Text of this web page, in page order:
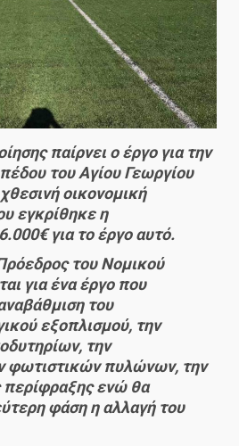
παίρνει ο έργο για την
του Αγίου Γεωργίου
οικονομική
εγκρίθηκε η
για το έργο αυτό.
του Νομικού
για ένα έργο που
του
εξοπλισμού, την
την
φωτιστικών πυλώνων, την
περίφραξης ενώ θα
φάση η αλλαγή του